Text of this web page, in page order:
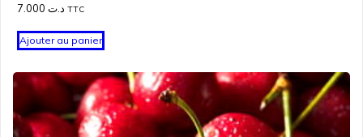
د.ت TTC
Ajouter au panier